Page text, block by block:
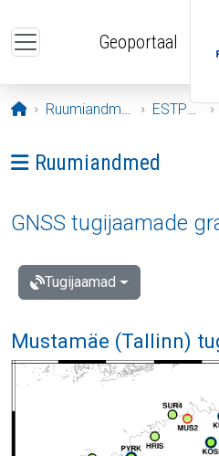
Geoportaal
Avaleht
Ruumiandmed ESTPOS
Ava menüü:
Ruumiandmed
GNSS tugijaamade
Tugijaamad
Mustamäe (Tallinn)